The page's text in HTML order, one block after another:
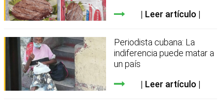
Leer artículo
Periodista cubana: La
indiferencia puede matar a
un país
Leer artículo